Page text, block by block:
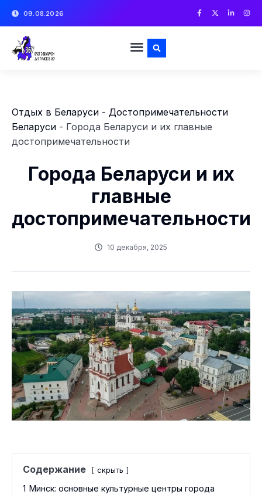
09.08.2026
Отдых в Беларуси - Достопримечательности
Беларуси - Города Беларуси и их главные
достопримечательности
Города Беларуси и их
главные
достопримечательности
10 декабря, 2025
Содержание скрыть
1 Минск: основные культурные центры города